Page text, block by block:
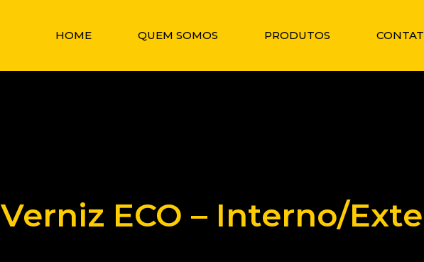
HOME QUEM SOMOS PRODUTOS
Verniz ECO – Interno/